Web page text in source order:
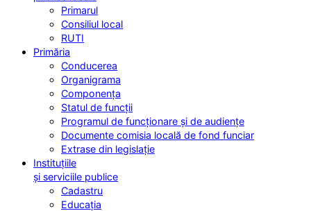
Primarul
Consiliul local
RUTI
Primăria
Conducerea
Organigrama
Componența
Statul de funcții
Programul de funcționare și de audiențe
Documente comisia locală de fond funciar
Extrase din legislație
Instituțiile
și serviciile publice
Cadastru
Educația